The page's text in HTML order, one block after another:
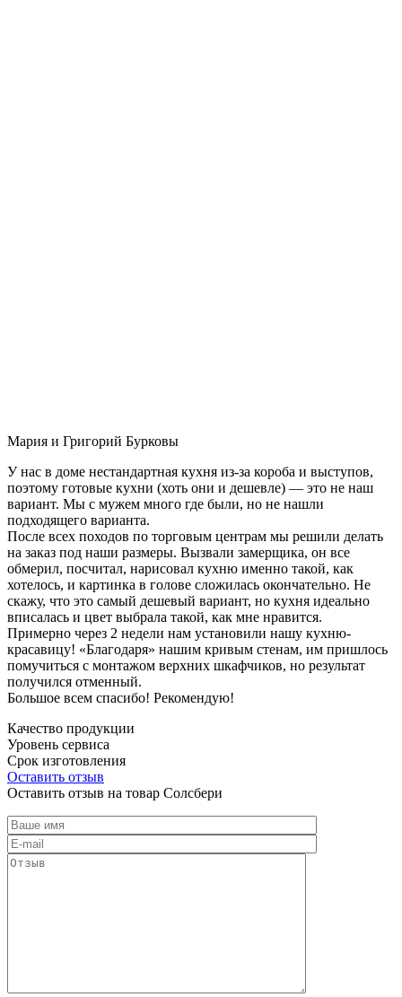
Мария и Григорий Бурковы
У нас в доме нестандартная кухня из-за короба и выступов,
поэтому готовые кухни (хоть они и дешевле) — это не наш
вариант. Мы с мужем много где были, но не нашли
подходящего варианта.
После всех походов по торговым центрам мы решили делать
на заказ под наши размеры. Вызвали замерщика, он все
обмерил, посчитал, нарисовал кухню именно такой, как
хотелось, и картинка в голове сложилась окончательно. Не
скажу, что это самый дешевый вариант, но кухня идеально
вписалась и цвет выбрала такой, как мне нравится.
Примерно через 2 недели нам установили нашу кухню-
красавицу! «Благодаря» нашим кривым стенам, им пришлось
помучиться с монтажом верхних шкафчиков, но результат
получился отменный.
Большое всем спасибо! Рекомендую!
Качество продукции
Уровень сервиса
Срок изготовления
Оставить отзыв
Оставить отзыв на товар Солсбери